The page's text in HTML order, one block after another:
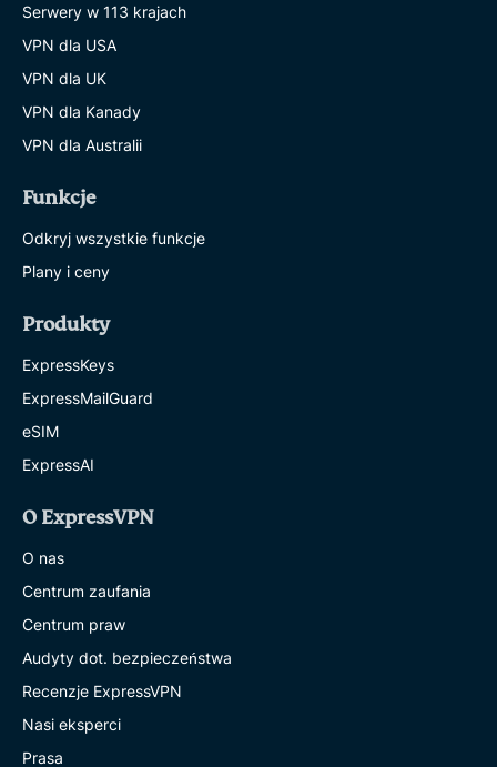
Serwery w 113 krajach
VPN dla USA
VPN dla UK
VPN dla Kanady
VPN dla Australii
Funkcje
Odkryj wszystkie funkcje
Plany i ceny
Produkty
ExpressKeys
ExpressMailGuard
eSIM
ExpressAI
O ExpressVPN
O nas
Centrum zaufania
Centrum praw
Audyty dot. bezpieczeństwa
Recenzje ExpressVPN
Nasi eksperci
Prasa